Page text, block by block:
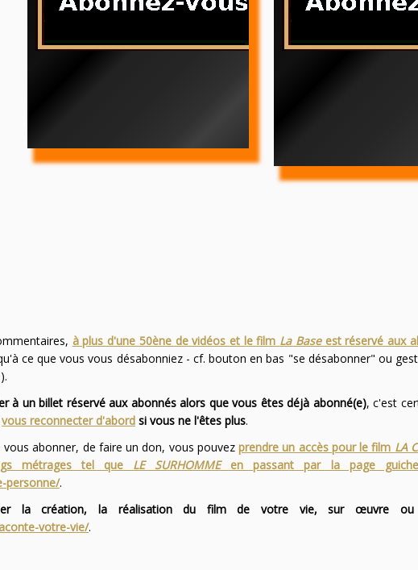
à plus d'une 50ène de vidéos et le film La Baseest réservé aux
ce que vous vous désabonniez - cf. bouton en bas "se désabonner" ou
à un billet réservé aux abonnés alors que vous êtes déjà abonné(e), c'est
vous reconnecter d'abordsi vous ne l'êtes plus.
vous abonner, de faire un don, vous pouvezprendre un accès pour le film LA
métrages tel que LE SURHOMMEen passant par la page
personne/.
la création, la réalisation du film de votre vie, sur œuvre ou
votre-vie/.